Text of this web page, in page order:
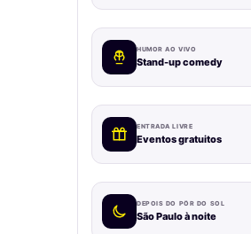
HUMOR AO VIVO
Stand-up comedy
ENTRADA LIVRE
Eventos gratuitos
DEPOIS DO PÔR DO SOL
São Paulo à noite